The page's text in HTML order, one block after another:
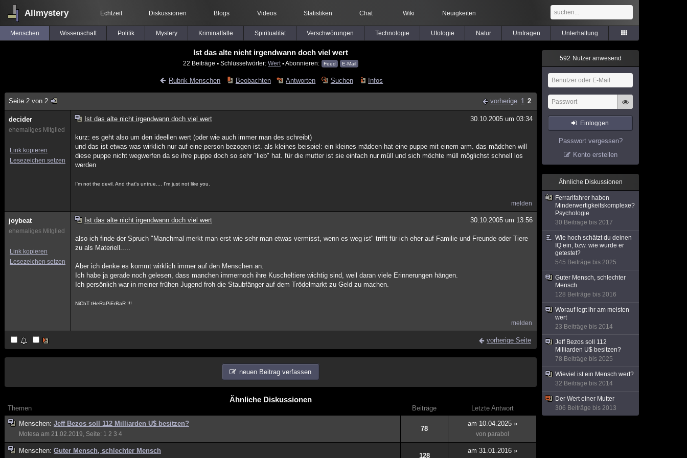
Allmystery Echtzeit Diskussionen Blogs Videos Statistiken Chat Wiki Neuigkeiten
Menschen Wissenschaft Politik Mystery Kriminalfälle Spiritualität Verschwörungen Technologie Ufologie Natur Umfragen Unterhaltung
Ist das alte nicht irgendwann doch viel wert
22 Beiträge ▪ Schlüsselwörter: Wert ▪ Abonnieren: Feed E-Mail
Rubrik Menschen Beobachten Antworten Suchen Infos
Seite 2 von 2 vorherige 1 2
decider
ehemaliges Mitglied
Link kopieren
Lesezeichen setzen
Ist das alte nicht irgendwann doch viel wert 30.10.2005 um 03:34
kurz: es geht also um den ideellen wert (oder wie auch immer man des schreibt)
und das ist etwas was wirklich nur auf eine person bezogen ist. als kleines beispiel: ein kleines mädcen hat eine puppe mit einem arm. das mädchen will
diese puppe nicht wegwerfen da se ihre puppe doch so sehr "lieb" hat. für die mutter ist sie einfach nur müll und sich möchte müll möglichst schnell los
werden
I'm not the devil. And that's untrue.... I'm just not like you.
melden
joybeat
ehemaliges Mitglied
Link kopieren
Lesezeichen setzen
Ist das alte nicht irgendwann doch viel wert 30.10.2005 um 13:56
also ich finde der Spruch "Manchmal merkt man erst wie sehr man etwas vermisst, wenn es weg ist" trifft für ich eher auf Familie und Freunde oder Tiere
zu als Materiell.....
Aber ich denke es kommt wirklich immer auf den Menschen an.
Ich habe ja gerade noch gelesen, dass manchen immernoch ihre Kuscheltiere wichtig sind, weil daran viele Erinnerungen hängen.
Ich persönlich war in meiner frühen Jugend froh die Staubfänger auf dem Trödelmarkt zu Geld zu machen.
NiChT tHeRaPiErBaR !!!
melden
vorherige Seite
neuen Beitrag verfassen
Ähnliche Diskussionen
Themen Beiträge
Letzte Antwort
Menschen: Jeff Bezos soll 112 Milliarden U$ besitzen?
Motesa am 21.02.2019, Seite: 1 2 3 4
78
am 10.04.2025 »
von parabol
Menschen: Guter Mensch, schlechter Mensch
128
am 31.01.2016 »
592 Nutzer anwesend
Einloggen
Passwort vergessen?
Konto erstellen
Ähnliche Diskussionen
Ferrarifahrer haben
Minderwertigkeitskomplexe?
Psychologie
30 Beiträge bis 2017
Wie hoch schätzt du deinen
IQ ein, bzw. wie wurde er
getestet?
545 Beiträge bis 2025
Guter Mensch, schlechter
Mensch
128 Beiträge bis 2016
Worauf legt ihr am meisten
wert
23 Beiträge bis 2014
Jeff Bezos soll 112
Milliarden U$ besitzen?
78 Beiträge bis 2025
Wieviel ist ein Mensch wert?
32 Beiträge bis 2014
Der Wert einer Mutter
306 Beiträge bis 2013